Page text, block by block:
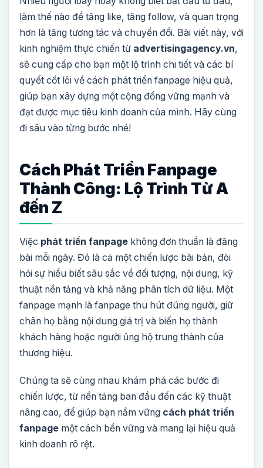
làm thế nào để tăng like, tăng follow, và quan trọng
hơn là tăng tương tác và chuyển đổi. Bài viết này, với
kinh nghiệm thực chiến từ advertisingagency.vn,
sẽ cung cấp cho bạn một lộ trình chi tiết và các bí
quyết cốt lõi về cách phát triển fanpage hiệu quả,
giúp bạn xây dựng một cộng đồng vững mạnh và
đạt được mục tiêu kinh doanh của mình. Hãy cùng
đi sâu vào từng bước nhé!
Cách Phát Triển Fanpage
Thành Công: Lộ Trình Từ A
đến Z
Việc phát triển fanpage không đơn thuần là đăng
bài mỗi ngày. Đó là cả một chiến lược bài bản, đòi
hỏi sự hiểu biết sâu sắc về đối tượng, nội dung, kỹ
thuật nền tảng và khả năng phân tích dữ liệu. Một
fanpage mạnh là fanpage thu hút đúng người, giữ
chân họ bằng nội dung giá trị và biến họ thành
khách hàng hoặc người ủng hộ trung thành của
thương hiệu.
Chúng ta sẽ cùng nhau khám phá các bước đi
chiến lược, từ nền tảng ban đầu đến các kỹ thuật
nâng cao, để giúp bạn nắm vững cách phát triển
fanpage một cách bền vững và mang lại hiệu quả
kinh doanh rõ rệt.